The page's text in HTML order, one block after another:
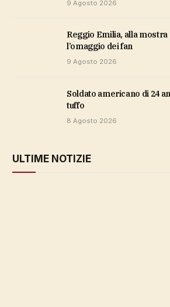
9 Agosto 2026
Reggio Emilia, alla mostra dedicata a Guccini
l’omaggio dei fan
9 Agosto 2026
soldato americano di 24 anni muore dopo un
tuffo
8 Agosto 2026
ULTIME NOTIZIE